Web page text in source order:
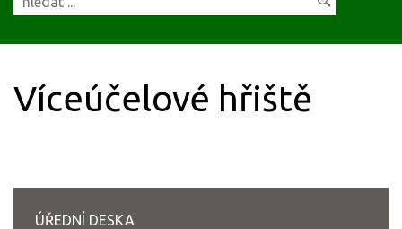
Víceúčelové hřiště
ÚŘEDNÍ DESKA